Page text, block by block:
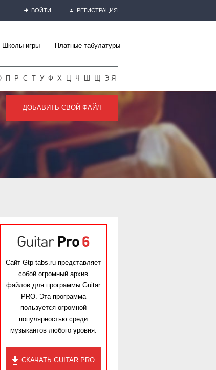
ВОЙТИ РЕГИСТРАЦИЯ
Школы игры Платные табулатуры
П Р С Т У Ф Х Ц Ч Ш Щ Э-Я
ДОБАВИТЬ СВОЙ ФАЙЛ
Сайт Gtp-tabs.ru представляет
собой огромный архив
файлов для программы Guitar
PRO. Эта программа
пользуется огромной
популярностью среди
музыкантов любого уровня.
СКАЧАТЬ GUITAR PRO